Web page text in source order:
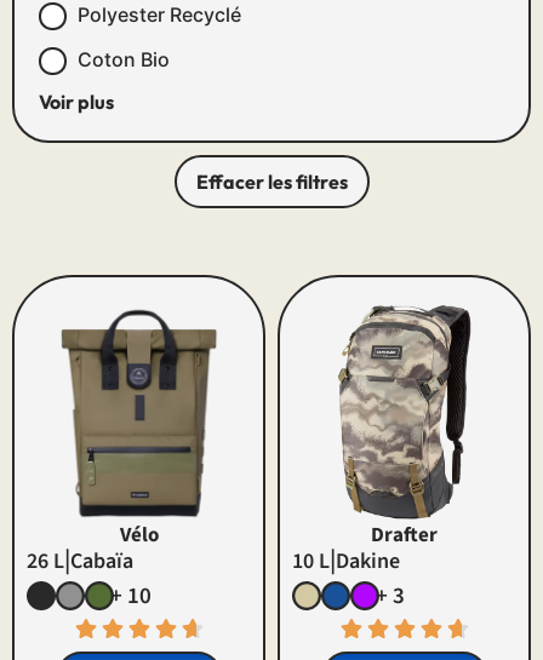
Polyester Recyclé
Coton Bio
Voir plus
Effacer les filtres
Vélo
26 L|Cabaïa
+ 10
Drafter
10 L|Dakine
+ 3